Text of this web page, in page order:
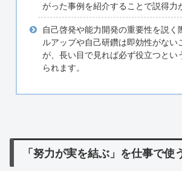
がった事例を紹介することで説得力
自己啓発や能力開発の重要性を説く
ルアップや自己研鑽は即効性がない
が、長い目で見れば必ず役立つとい
られます。
「努力が実を結ぶ」を仕事で使